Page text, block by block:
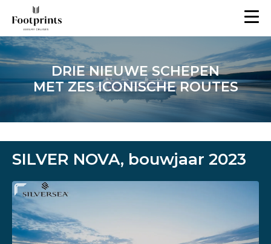
DRIE NIEUWE SCHEPEN
MET ZES ICONISCHE ROUTES
SILVER NOVA, bouwjaar 2023